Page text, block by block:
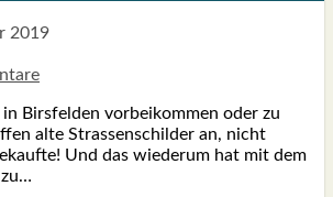
2019
Birs­fel­den vor­bei­kom­men oder zu
alte Stras­sen­schil­der an, nicht
Und das wie­der­um hat mit dem
zu…